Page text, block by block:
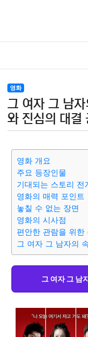
영화
그 여자 그 남자
와 진심의 대결
영화 개요
주요 등장인물
기대되는 스토리 전
영화의 매력 포인트
놓칠 수 없는 장면
영화의 시사점
편안한 관람을 위한
그 여자 그 남자의
그 여자 그 남